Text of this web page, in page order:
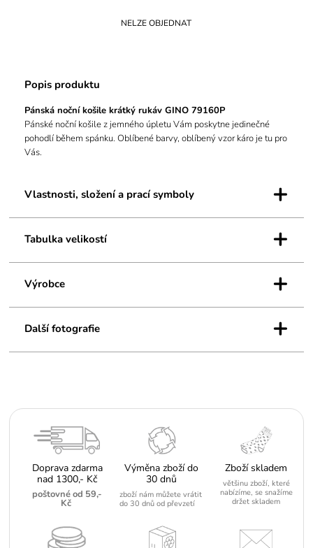
NELZE OBJEDNAT
Popis produktu
Pánská noční košile krátký rukáv GINO 79160P
Pánské noční košile z jemného úpletu Vám poskytne jedinečné
pohodlí během spánku. Oblíbené barvy, oblíbený vzor káro je tu pro
Vás.
Vlastnosti, složení a prací symboly +
Tabulka velikostí +
Výrobce +
Další fotografie +
Doprava zdarma
nad 1300,- Kč
poštovné od 59,-
Kč
Výměna zboží do
30 dnů
zboží nám můžete vrátit
do 30 dnů od převzetí
Zboží skladem
většinu zboží, které
nabízíme, se snažíme
držet skladem